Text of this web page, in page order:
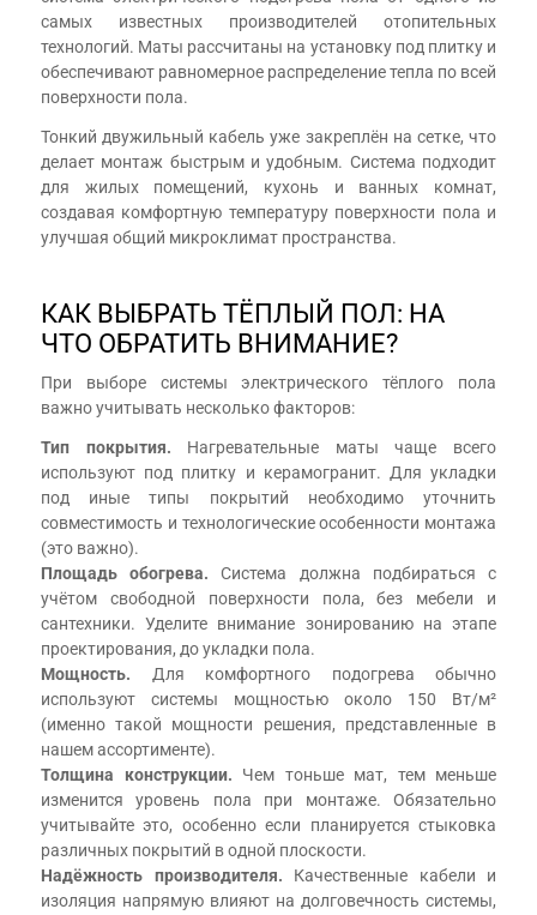
самых известных производителей отопительных
технологий. Маты рассчитаны на установку под плитку и
обеспечивают равномерное распределение тепла по всей
поверхности пола.
Тонкий двужильный кабель уже закреплён на сетке, что
делает монтаж быстрым и удобным. Система подходит
для жилых помещений, кухонь и ванных комнат,
создавая комфортную температуру поверхности пола и
улучшая общий микроклимат пространства.
КАК ВЫБРАТЬ ТЁПЛЫЙ ПОЛ: НА
ЧТО ОБРАТИТЬ ВНИМАНИЕ?
При выборе системы электрического тёплого пола
важно учитывать несколько факторов:
Тип покрытия. Нагревательные маты чаще всего
используют под плитку и керамогранит. Для укладки
под иные типы покрытий необходимо уточнить
совместимость и технологические особенности монтажа
(это важно).
Площадь обогрева. Система должна подбираться с
учётом свободной поверхности пола, без мебели и
сантехники. Уделите внимание зонированию на этапе
проектирования, до укладки пола.
Мощность. Для комфортного подогрева обычно
используют системы мощностью около 150 Вт/м²
(именно такой мощности решения, представленные в
нашем ассортименте).
Толщина конструкции. Чем тоньше мат, тем меньше
изменится уровень пола при монтаже. Обязательно
учитывайте это, особенно если планируется стыковка
различных покрытий в одной плоскости.
Надёжность производителя. Качественные кабели и
изоляция напрямую влияют на долговечность системы,